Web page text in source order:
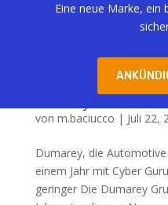
Eine neue Marke, ein
von m.baciucco | Juli 22,
Dumarey, die
einem Jahr mit Cyber
geringer Die Dumarey